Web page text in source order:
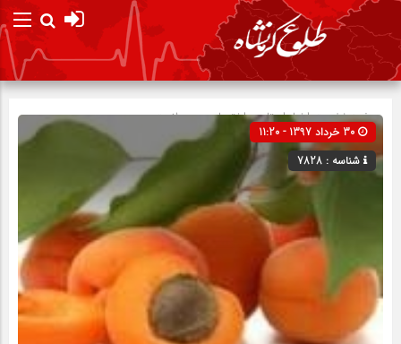
صفحه نخستاخبار استان»اختصاصی»سلامت
شناسه : 7828